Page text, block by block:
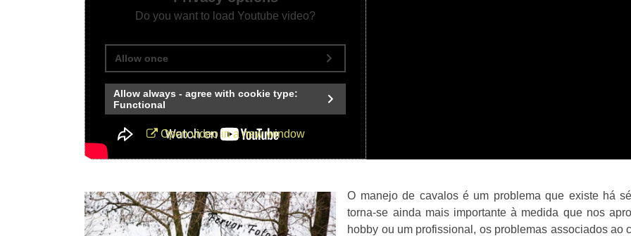
Do you want to load Youtube video?
Allow once
Allow always - agree with cookie type:
Functional
Open video in a new window
O manejo de cavalos é um problema que existe há
torna-se ainda mais importante à medida que nos
hobby ou um profissional, os problemas associados ao